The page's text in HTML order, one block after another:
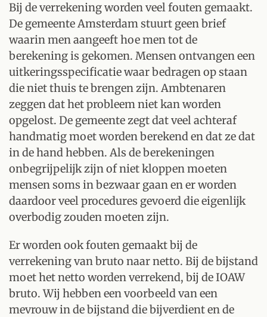
Bij de verrekening worden veel fouten gemaakt.
De gemeente Amsterdam stuurt geen brief
waarin men aangeeft hoe men tot de
berekening is gekomen. Mensen ontvangen een
uitkeringsspecificatie waar bedragen op staan
die niet thuis te brengen zijn. Ambtenaren
zeggen dat het probleem niet kan worden
opgelost. De gemeente zegt dat veel achteraf
handmatig moet worden berekend en dat ze dat
in de hand hebben. Als de berekeningen
onbegrijpelijk zijn of niet kloppen moeten
mensen soms in bezwaar gaan en er worden
daardoor veel procedures gevoerd die eigenlijk
overbodig zouden moeten zijn.
Er worden ook fouten gemaakt bij de
verrekening van bruto naar netto. Bij de bijstand
moet het netto worden verrekend, bij de IOAW
bruto. Wij hebben een voorbeeld van een
mevrouw in de bijstand die bijverdient en de